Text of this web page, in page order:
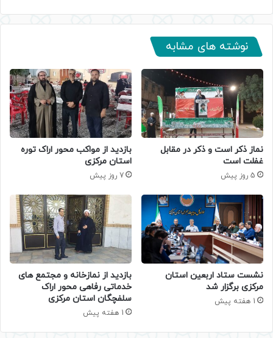
نوشته های مشابه
نماز ذکر است و ذکر در مقابل
غفلت است
5 روز پیش
بازدید از مواکب محور اراک توره
استان مرکزی
7 روز پیش
نشست ستاد اربعین استان
مرکزی برگزار شد
1 هفته پیش
بازدید از نمازخانه و مجتمع های
خدماتی رفاهی محور اراک
سلفچگان استان مرکزی
1 هفته پیش